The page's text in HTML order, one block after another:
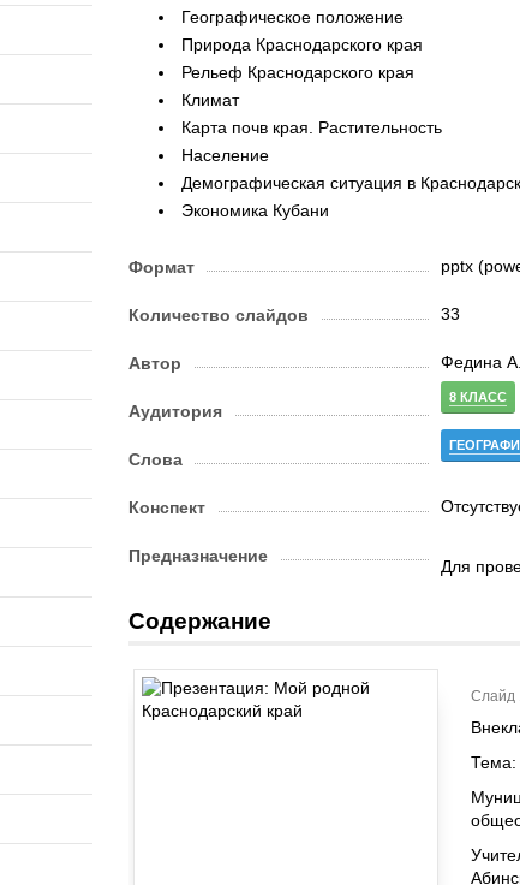
Географическое положение
Природа Краснодарского края
Рельеф Краснодарского края
Климат
Карта почв края. Растительность
Население
Демографическая ситуация в
Экономика Кубани
Формат pptx
Количество слайдов 33
Автор Федина
Аудитория
8 КЛАСС
Слова
Конспект
Предназначение
Для
Содержание
Слайд
Тема: